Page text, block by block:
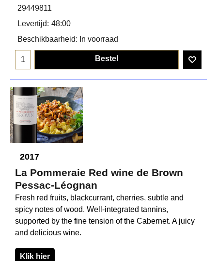
29449811
Levertijd: 48:00
Beschikbaarheid: In voorraad
Bestel
2017
La Pommeraie Red wine de Brown
Pessac-Léognan
Fresh red fruits, blackcurrant, cherries, subtle and
spicy notes of wood. Well-integrated tannins,
supported by the fine tension of the Cabernet. A juicy
and delicious wine.
Klik hier